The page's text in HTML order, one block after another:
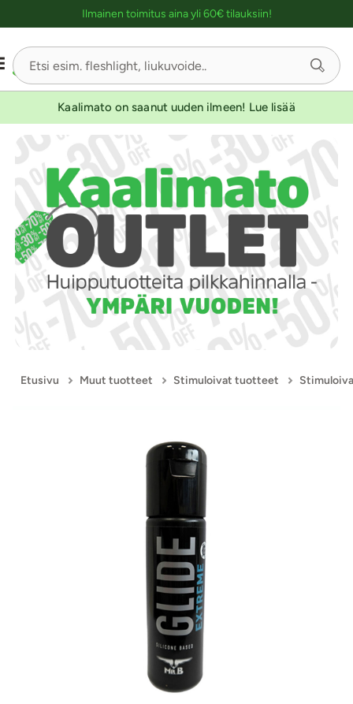
Ilmainen toimitus aina yli 60€ tilauksiin!
Kaalimato on saanut uuden ilmeen! Lue lisää
Etusivu Muut tuotteet Stimuloivat tuotteet